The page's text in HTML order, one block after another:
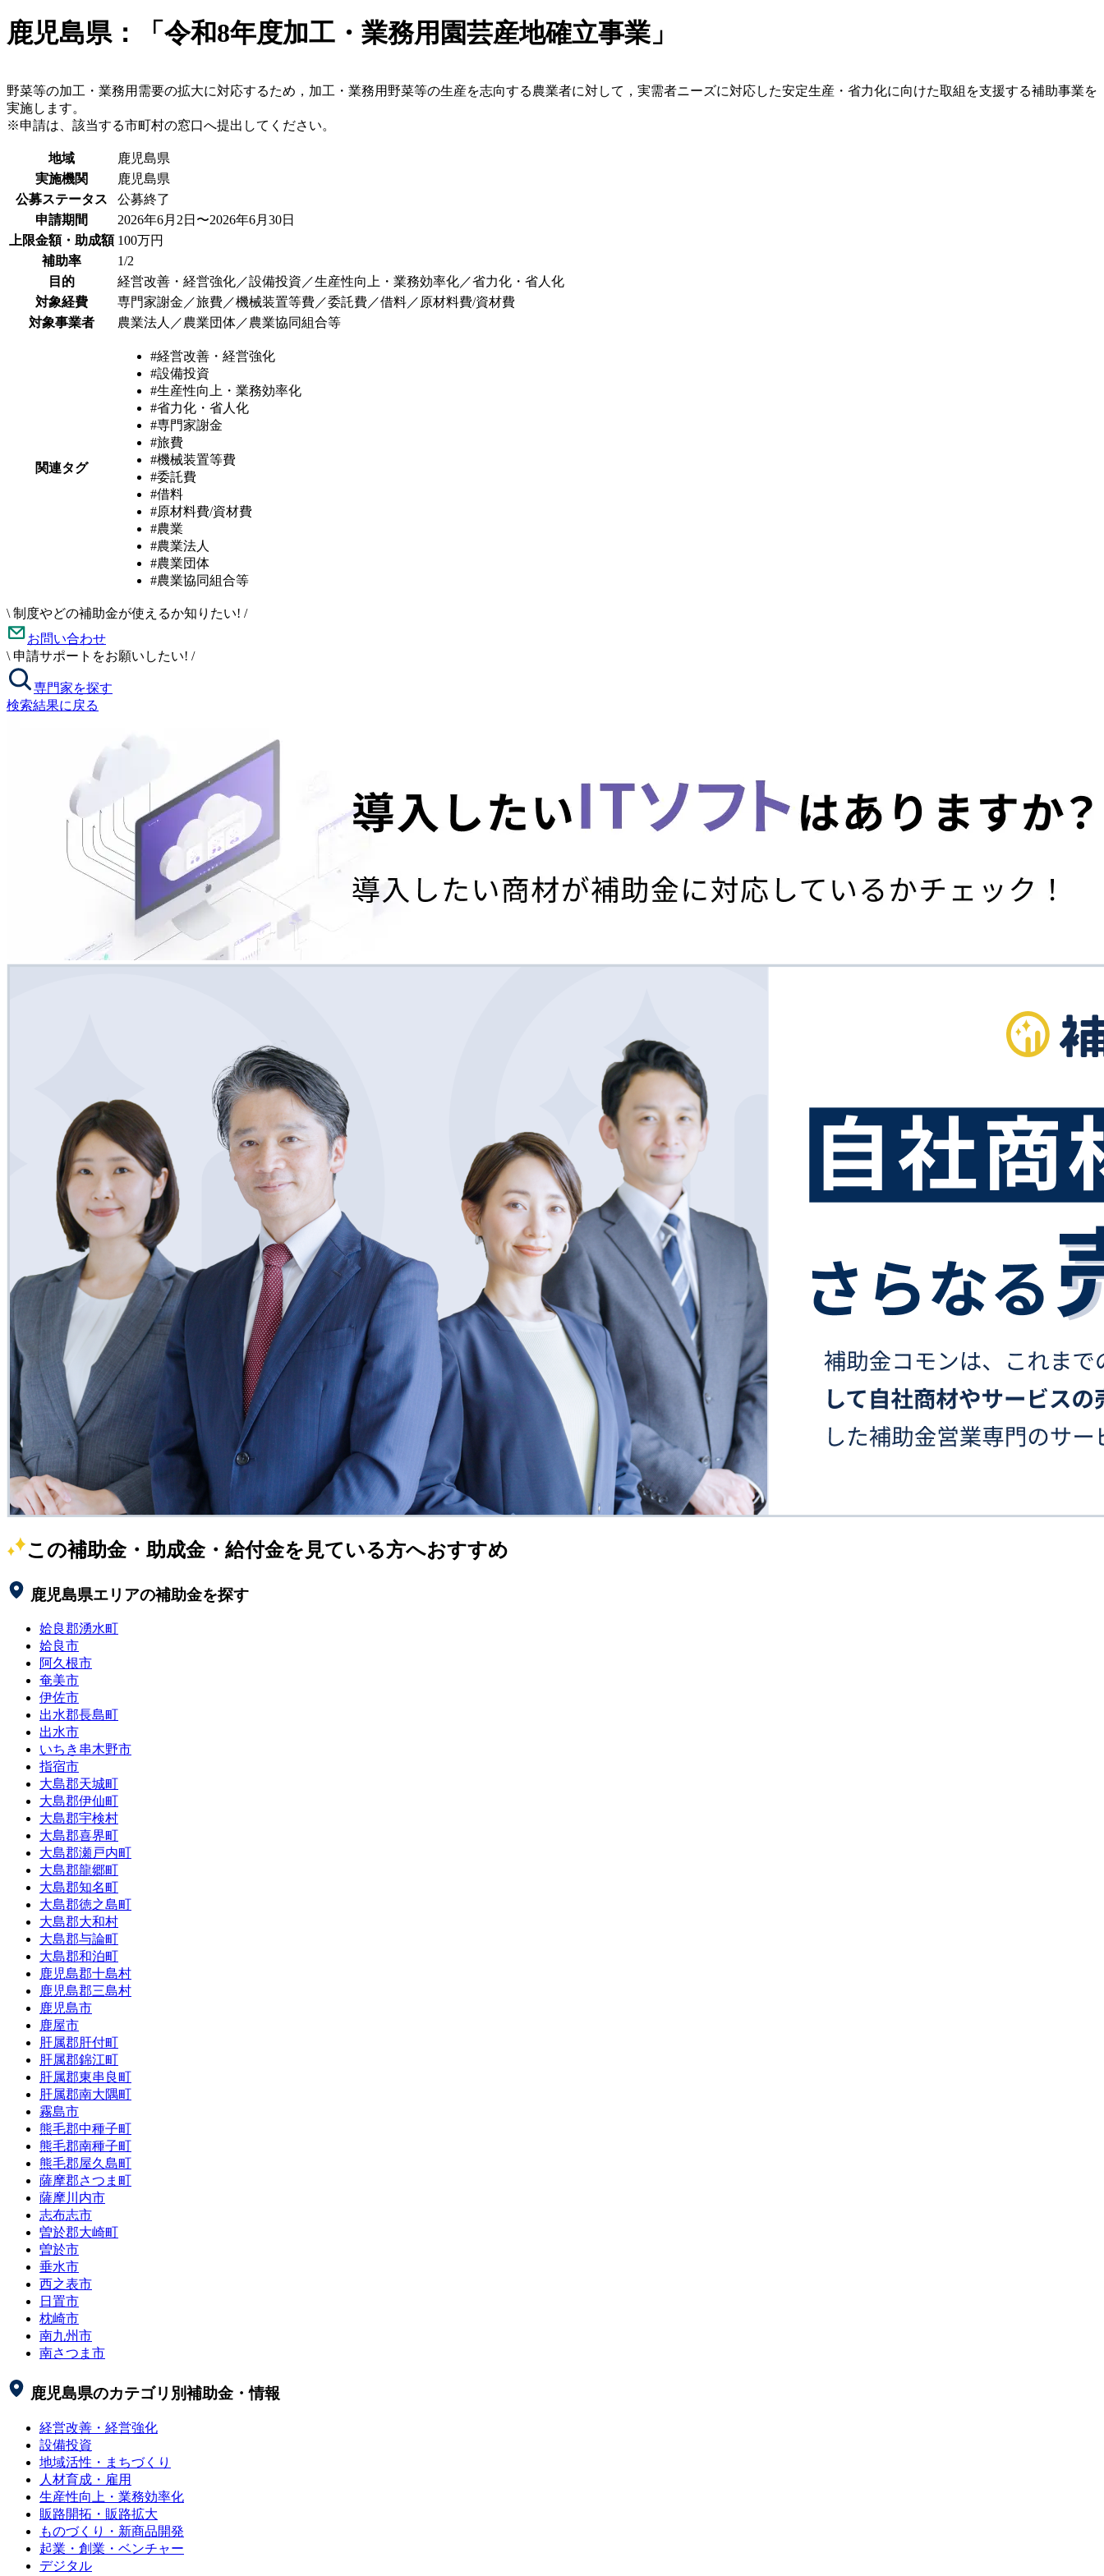
鹿児島県：「令和8年度加工・業務用園芸産地確立事業」
野菜等の加工・業務用需要の拡大に対応するため，加工・業務用野菜等の生産を志向する農業者に対して，実需者ニーズに対応した安定生産・省力化に向けた取組を支援する補助事業を
実施します。
※申請は、該当する市町村の窓口へ提出してください。
地域
鹿児島県
実施機関
鹿児島県
公募ステータス
公募終了
申請期間
2026年6月2日〜2026年6月30日
上限金額・助成額 100万円
補助率
1/2
目的
経営改善・経営強化／設備投資／生産性向上・業務効率化／省力化・省人化
対象経費
専門家謝金／旅費／機械装置等費／委託費／借料／原材料費/資材費
対象事業者
農業法人／農業団体／農業協同組合等
関連タグ
#経営改善・経営強化
#設備投資
#生産性向上・業務効率化
#省力化・省人化
#専門家謝金
#旅費
#機械装置等費
#委託費
#借料
#原材料費/資材費
#農業
#農業法人
#農業団体
#農業協同組合等
\ 制度やどの補助金が使えるか知りたい! /
お問い合わせ
\ 申請サポートをお願いしたい! /
専門家を探す
検索結果に戻る
この補助金・助成金・給付金を見ている方へおすすめ
鹿児島県エリアの補助金を探す
姶良郡湧水町
姶良市
阿久根市
奄美市
伊佐市
出水郡長島町
出水市
いちき串木野市
指宿市
大島郡天城町
大島郡伊仙町
大島郡宇検村
大島郡喜界町
大島郡瀬戸内町
大島郡龍郷町
大島郡知名町
大島郡徳之島町
大島郡大和村
大島郡与論町
大島郡和泊町
鹿児島郡十島村
鹿児島郡三島村
鹿児島市
鹿屋市
肝属郡肝付町
肝属郡錦江町
肝属郡東串良町
肝属郡南大隅町
霧島市
熊毛郡中種子町
熊毛郡南種子町
熊毛郡屋久島町
薩摩郡さつま町
薩摩川内市
志布志市
曽於郡大崎町
曽於市
垂水市
西之表市
日置市
枕崎市
南九州市
南さつま市
鹿児島県のカテゴリ別補助金・情報
経営改善・経営強化
設備投資
地域活性・まちづくり
人材育成・雇用
生産性向上・業務効率化
販路開拓・販路拡大
ものづくり・新商品開発
起業・創業・ベンチャー
デジタル